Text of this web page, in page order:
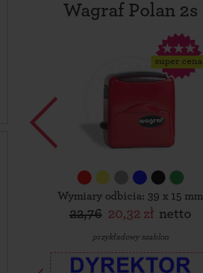
Wagraf Polan 2s
super cena
Wymiary odbicia: 39 x 15 mm
22,76 20,32 zł netto
przykładowy szablon